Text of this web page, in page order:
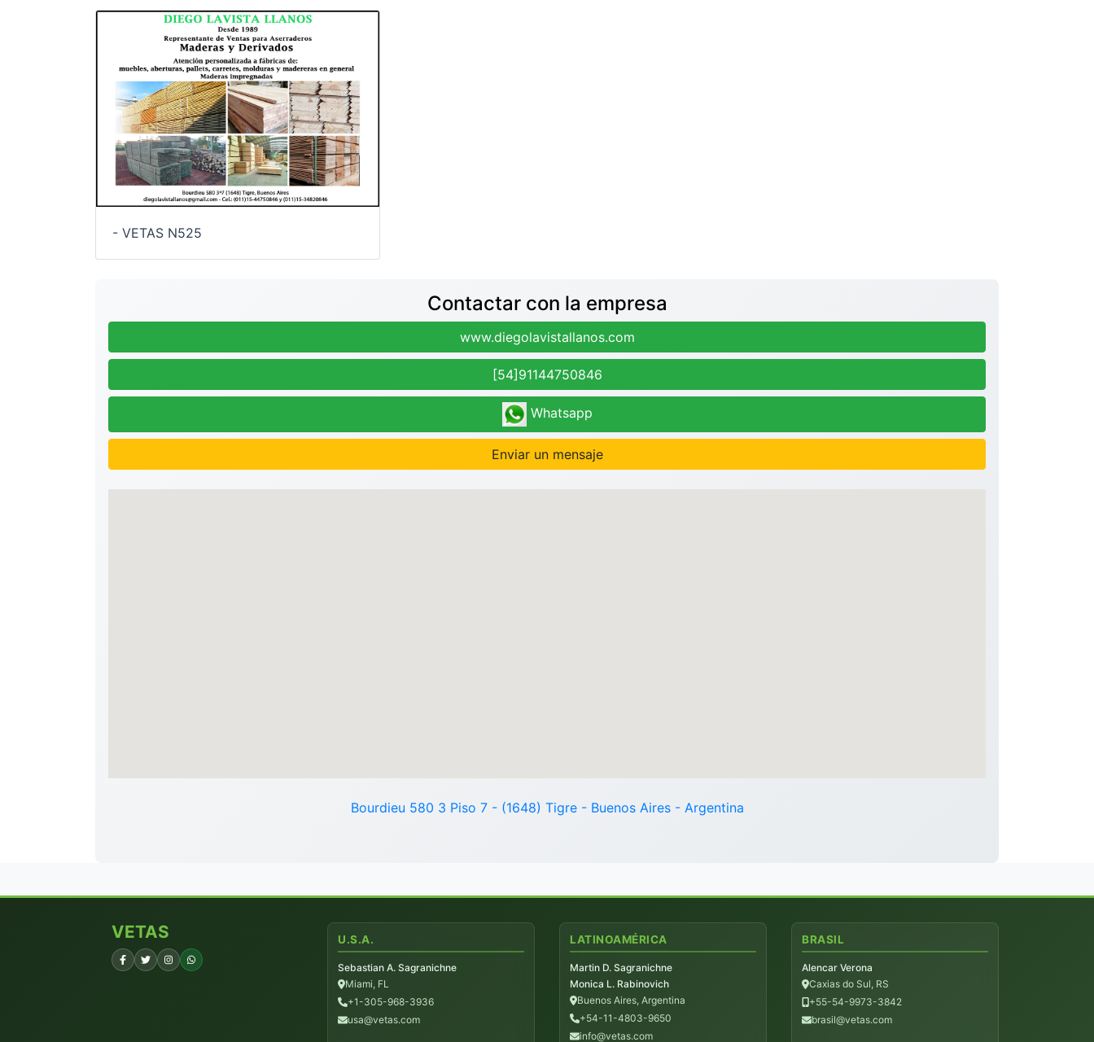
- VETAS N525
Contactar con la empresa
www.diegolavistallanos.com
[54]91144750846
Whatsapp
Enviar un mensaje
Bourdieu 580 3 Piso 7 - (1648) Tigre - Buenos Aires - Argentina
VETAS U.S.A.
Sebastian A. Sagranichne
Miami, FL
+1-305-968-3936
usa@vetas.com
LATINOAMÉRICA
Martin D. Sagranichne
Monica L. Rabinovich
Buenos Aires, Argentina
+54-11-4803-9650
info@vetas.com
BRASIL
Alencar Verona
Caxias do Sul, RS
+55-54-9973-3842
brasil@vetas.com